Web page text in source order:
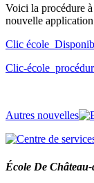
Voici la procédure
nouvelle
Clic
Clic-
Autres nouvelles
École De Château-